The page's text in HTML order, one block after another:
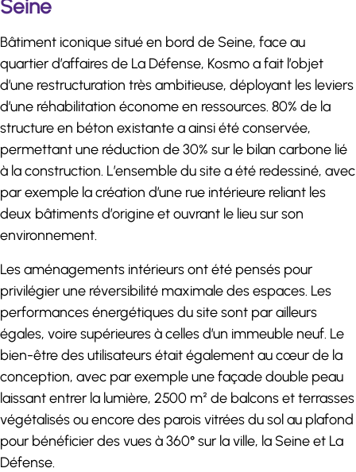
Seine
Bâtiment iconique situé en bord de Seine, face au
quartier d’affaires de La Défense, Kosmo a fait l’objet
d’une restructuration très ambitieuse, déployant les leviers
d’une réhabilitation économe en ressources. 80% de la
structure en béton existante a ainsi été conservée,
permettant une réduction de 30% sur le bilan carbone lié
à la construction. L’ensemble du site a été redessiné, avec
par exemple la création d’une rue intérieure reliant les
deux bâtiments d’origine et ouvrant le lieu sur son
environnement.
Les aménagements intérieurs ont été pensés pour
privilégier une réversibilité maximale des espaces. Les
performances énergétiques du site sont par ailleurs
égales, voire supérieures à celles d’un immeuble neuf. Le
bien-être des utilisateurs était également au cœur de la
conception, avec par exemple une façade double peau
laissant entrer la lumière, 2500 m² de balcons et terrasses
végétalisés ou encore des parois vitrées du sol au plafond
pour bénéficier des vues à 360° sur la ville, la Seine et La
Défense.